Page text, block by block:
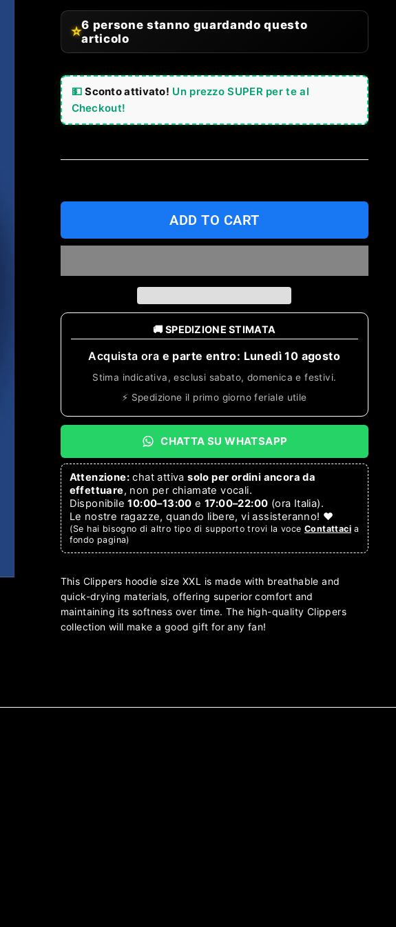
⭐6 persone stanno guardando questo
articolo
💵Sconto attivato! Un prezzo SUPER per te al
Checkout!
ADD TO CART
🚚 SPEDIZIONE STIMATA
Acquista ora e parte entro: Lunedì 10 agosto
Stima indicativa, esclusi sabato, domenica e festivi.
⚡ Spedizione il primo giorno feriale utile
CHATTA SU WHATSAPP
Attenzione: chat attivasolo per ordini ancora da
effettuare, non per chiamate vocali.
Disponibile10:00–13:00 e17:00–22:00 (ora Italia).
Le nostre ragazze, quando libere, vi assisteranno! ❤️
(Se hai bisogno di altro tipo di supporto trovi la voce Contattaci a
fondo pagina)
This Clippers hoodie size XXL is made with breathable and
quick-drying materials, offering superior comfort and
maintaining its softness over time. The high-quality Clippers
collection will make a good gift for any fan!